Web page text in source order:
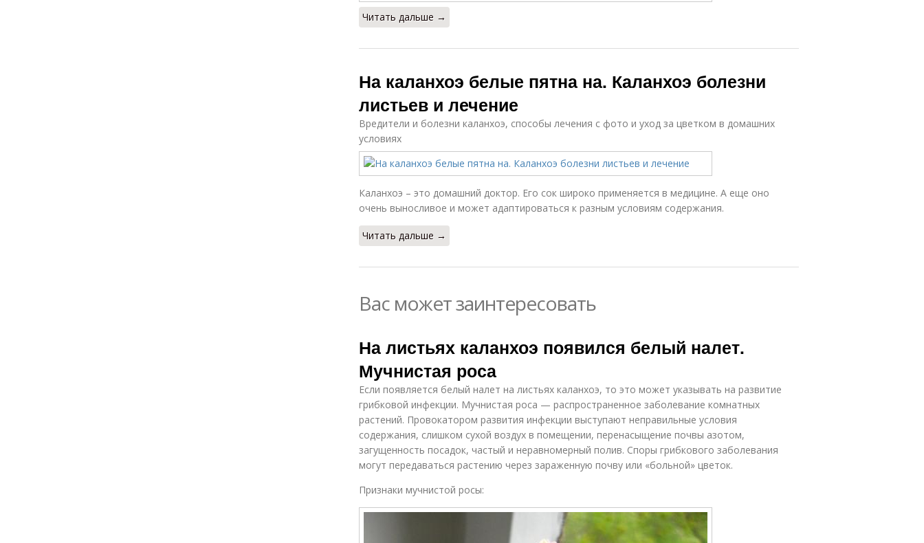
Читать дальше →
На каланхоэ белые пятна на. Каланхоэ болезни
листьев и лечение
Вредители и болезни каланхоэ, способы лечения с фото и уход за цветком в домашних
условиях
Каланхоэ – это домашний доктор. Его сок широко применяется в медицине. А еще оно
очень выносливое и может адаптироваться к разным условиям содержания.
Читать дальше →
Вас может заинтересовать
На листьях каланхоэ появился белый налет.
Мучнистая роса
Если появляется белый налет на листьях каланхоэ, то это может указывать на развитие
грибковой инфекции. Мучнистая роса — распространенное заболевание комнатных
растений. Провокатором развития инфекции выступают неправильные условия
содержания, слишком сухой воздух в помещении, перенасыщение почвы азотом,
загущенность посадок, частый и неравномерный полив. Споры грибкового заболевания
могут передаваться растению через зараженную почву или «больной» цветок.
Признаки мучнистой росы: